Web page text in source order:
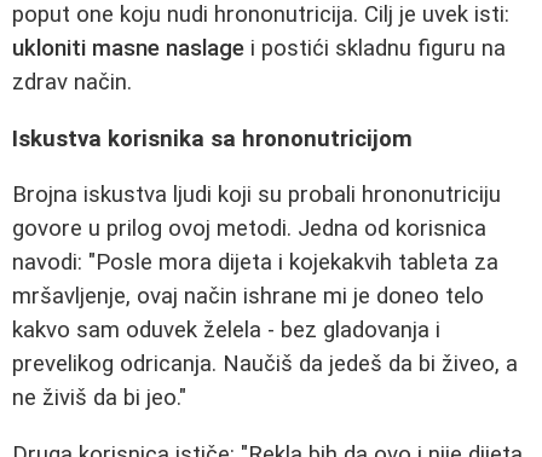
poput one koju nudi hrononutricija. Cilj je uvek isti:
ukloniti masne naslage i postići skladnu figuru na
zdrav način.
Iskustva korisnika sa hrononutricijom
Brojna iskustva ljudi koji su probali hrononutriciju
govore u prilog ovoj metodi. Jedna od korisnica
navodi: "Posle mora dijeta i kojekakvih tableta za
mršavljenje, ovaj način ishrane mi je doneo telo
kakvo sam oduvek želela - bez gladovanja i
prevelikog odricanja. Naučiš da jedeš da bi živeo, a
ne živiš da bi jeo."